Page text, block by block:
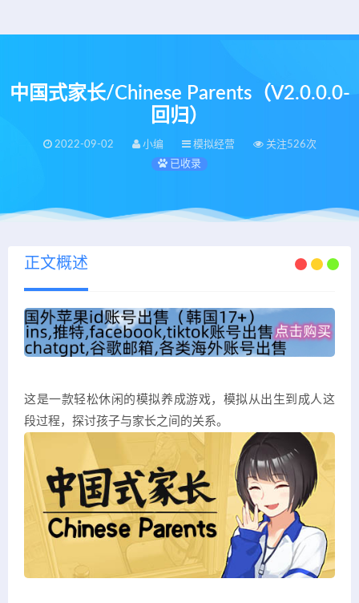
中国式家长/Chinese Parents（V2.0.0.0-
回归）
2022-09-02 小编 模拟经营
关注526次
已收录
正文概述
这是一款轻松休闲的模拟养成游戏，模拟从出生到成人这
段过程，探讨孩子与家长之间的关系。